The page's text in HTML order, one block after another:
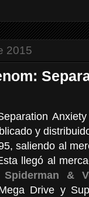
2015
y
saliendo al
llegó al
Spiderman &
Drive y